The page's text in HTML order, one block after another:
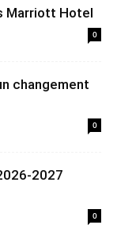
Marriott Hotel
0
changement
0
2027
0